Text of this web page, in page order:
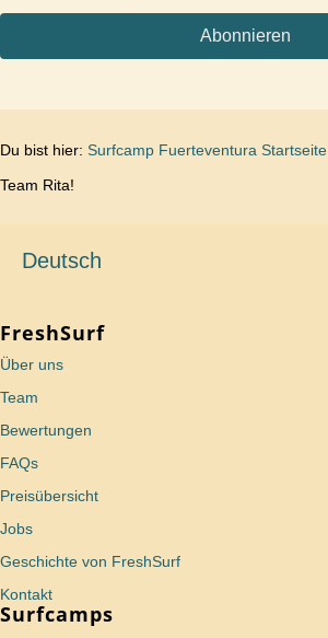
Du bist hier: Surfcamp Fuerteventura Startseite
Team Rita!
Deutsch
FreshSurf
Über uns
Team
Bewertungen
FAQs
Preisübersicht
Jobs
Geschichte von FreshSurf
Kontakt
Surfcamps